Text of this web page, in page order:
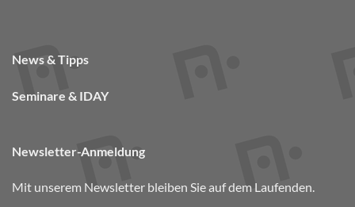
News & Tipps
Seminare & IDAY
Newsletter-Anmeldung
Mit unserem Newsletter bleiben Sie auf dem Laufenden.